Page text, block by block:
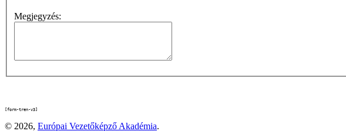
Megjegyzés:
[form-tren-v3]
© 2026, Európai Vezetőképző Akadémia.